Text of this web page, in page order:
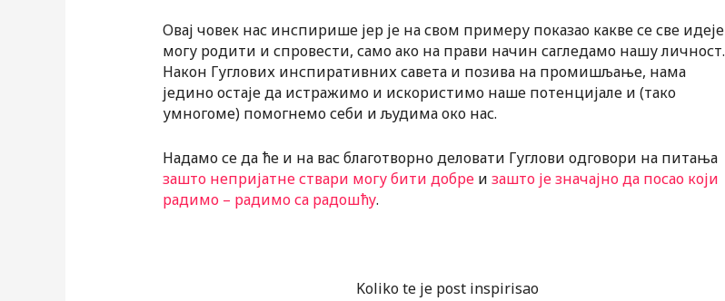
Овај човек нас инспирише јер је на свом примеру показао какве се све идеје
могу родити и спровести, само ако на прави начин сагледамо нашу личност.
Након Гуглових инспиративних савета и позива на промишљање, нама
једино остаје да истражимо и искористимо наше потенцијале и (тако
умногоме) помогнемо себи и људима око нас.
Надамо се да ће и на вас благотворно деловати Гуглови одговори на питања
зашто непријатне ствари могу бити добреи зашто је значајно да посао који
радимо – радимо са радошћу.
Koliko te je post inspirisao